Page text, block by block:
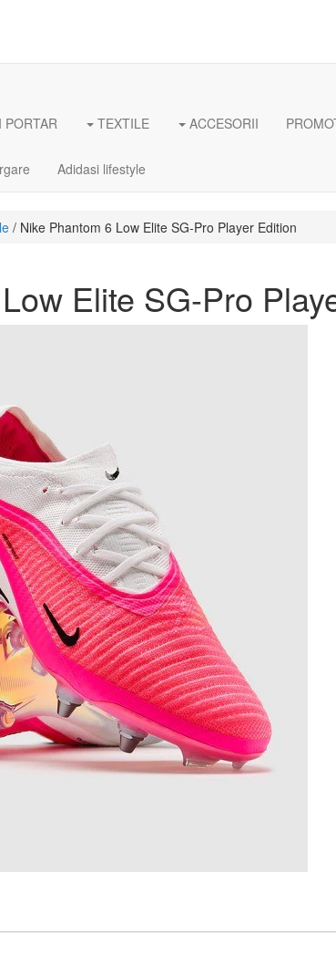
PORTAR TEXTILE ACCESORII
Adidasi lifestyle
/ Nike Phantom 6 Low Elite SG-Pro Player Edition
Elite SG-Pro